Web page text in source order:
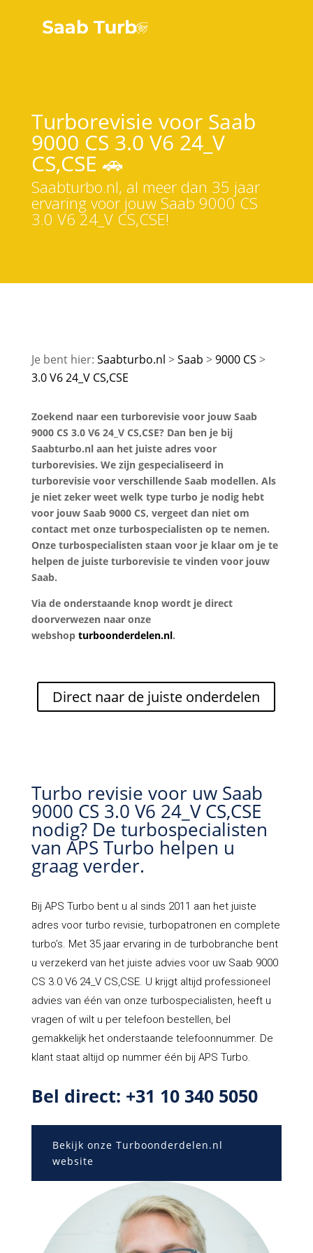
Turborevisie voor Saab
9000 CS 3.0 V6 24_V
CS,CSE 🚗
Saabturbo.nl, al meer dan 35 jaar
ervaring voor jouw Saab 9000 CS
3.0 V6 24_V CS,CSE!
Saabturbo.nl Saab
9000 CS
3.0 V6 24_V CS,CSE
Zoekend naar een turborevisie voor jouw Saab
9000 CS 3.0 V6 24_V CS,CSE? Dan ben je bij
Saabturbo.nl aan het juiste adres voor
turborevisies. We zijn gespecialiseerd in
turborevisie voor verschillende Saab modellen. Als
je niet zeker weet welk type turbo je nodig hebt
voor jouw Saab 9000 CS, vergeet dan niet om
contact met onze turbospecialisten op te nemen.
Onze turbospecialisten staan voor je klaar om je te
helpen de juiste turborevisie te vinden voor jouw
Saab.
Via de onderstaande knop wordt je direct
doorverwezen naar onze
webshop turboonderdelen.nl.
Direct naar de juiste onderdelen
Turbo revisie voor uw Saab
9000 CS 3.0 V6 24_V CS,CSE
nodig? De turbospecialisten
van APS Turbo helpen u
graag verder.
Bij APS Turbo bent u al sinds 2011 aan het juiste
adres voor turbo revisie, turbopatronen en complete
turbo’s. Met 35 jaar ervaring in de turbobranche bent
u verzekerd van het juiste advies voor uw Saab 9000
CS 3.0 V6 24_V CS,CSE. U krijgt altijd professioneel
advies van één van onze turbospecialisten, heeft u
vragen of wilt u per telefoon bestellen, bel
gemakkelijk het onderstaande telefoonnummer. De
klant staat altijd op nummer één bij APS Turbo.
Bel direct: +31 10 340 5050
Bekijk onze Turboonderdelen.nl
website